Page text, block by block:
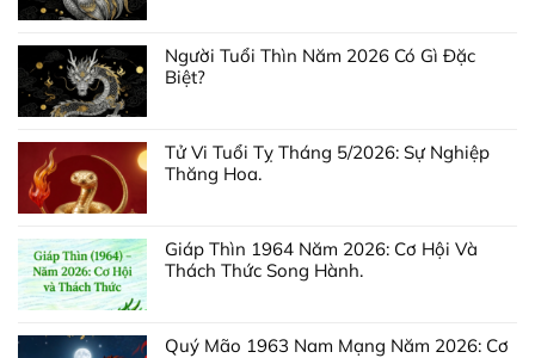
Hỗ trợ hiển thị trên màn camera360, không hiện
trên mô hình của đầu
Bạn không cần phải mua thêm canbus
Riêng các màn lắp camera 360 rời khác:
Bị đè mô hình cảm biến và camera 360
Bắt buộc phải mua thêm canbus
Một số ưu điểm khác
Người Tuổi Thìn Năm 2026 Có Gì Đặc
Biệt?
Tử Vi Tuổi Tỵ Tháng 5/2026: Sự Nghiệp
Thăng Hoa.
Giáp Thìn 1964 Năm 2026: Cơ Hội Và
Thách Thức Song Hành.
Quý Mão 1963 Nam Mạng Năm 2026: Cơ